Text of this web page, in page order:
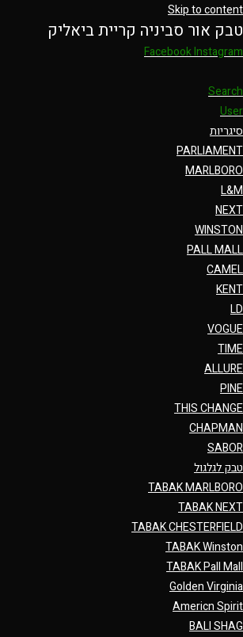
Skip to content
טבק אור סביניה קריית ביאליק
FacebookInstagram
Search
User
סיגריות
PARLIAMENT
MARLBORO
L&M
NEXT
WINSTON
PALL MALL
CAMEL
KENT
LD
VOGUE
TIME
ALLURE
PINE
THIS CHANGE
CHAPMAN
SABOR
טבק לגלגול
TABAK MARLBORO
TABAK NEXT
TABAK CHESTERFIELD
TABAK Winston
TABAK Pall Mall
Golden Virginia
Americn Spirit
BALI SHAG